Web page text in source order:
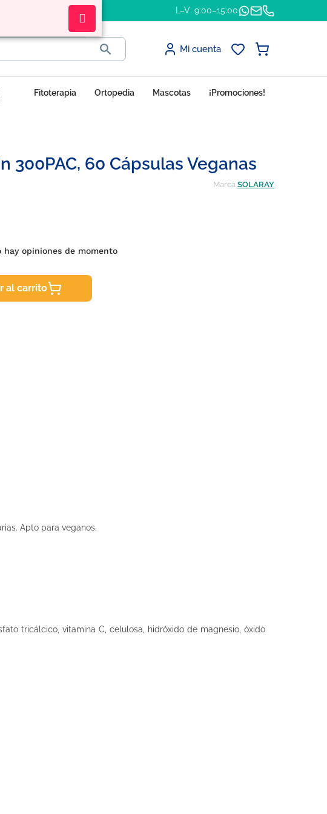
L–V: 9:00–15:00
 Mi cuenta
Fitoterapia Ortopedia Mascotas ¡Promociones!
300PAC, 60 Cápsulas Veganas
Marca SOLARAY
hay opiniones de momento
al carrito
Apto para veganos.
tricálcico, vitamina C, celulosa, hidróxido de magnesio, óxido